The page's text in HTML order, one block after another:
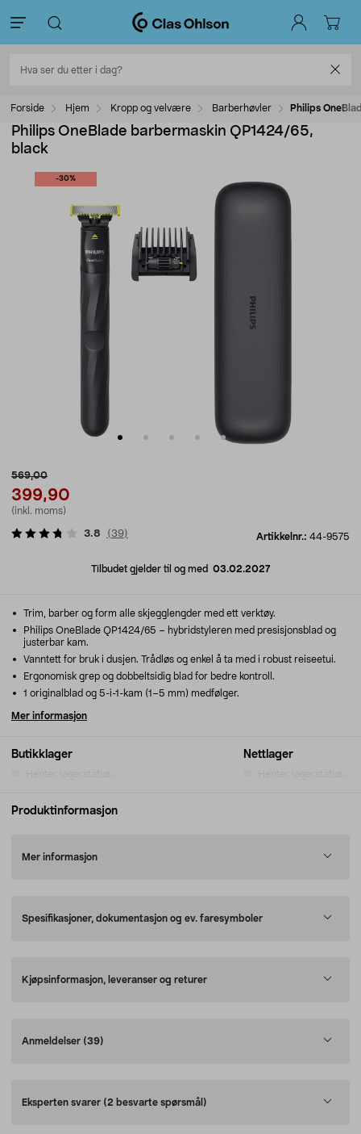
Forside Hjem Kropp og velvære Barberhøvler Philips
Philips OneBlade barbermaskin QP1424/65,
black
-30%
569,00
399,90
(inkl. moms)
Artikkelnr.: 44-9575
3.8 (39)
Tilbudet gjelder til og med 03.02.2027
Butikklager Nettlager
Trim, barber og form alle skjegglengder med ett verktøy.
Philips OneBlade QP1424/65 – hybridstyleren med presisjonsblad og
justerbar kam.
Vanntett for bruk i dusjen. Trådløs og enkel å ta med i robust reiseetui.
Ergonomisk grep og dobbeltsidig blad for bedre kontroll.
1 originalblad og 5-i-1-kam (1–5 mm) medfølger.
Mer informasjon
Produktinformasjon
Mer informasjon
Spesifikasjoner, dokumentasjon og ev. faresymboler
Kjøpsinformasjon, leveranser og returer
Anmeldelser (39)
Eksperten svarer (2 besvarte spørsmål)